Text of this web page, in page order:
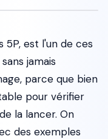
5P, est l'un de ces
jamais
parce que bien
pour vérifier
la lancer. On
des exemples